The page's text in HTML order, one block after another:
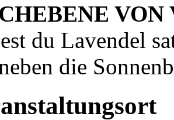
VON
du Lavendel
die